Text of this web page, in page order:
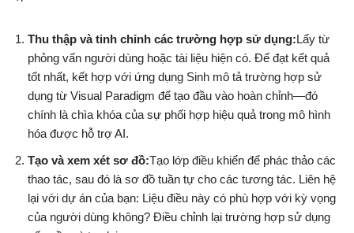
Thu thập và tinh chỉnh các trường hợp sử dụng:Lấy từ
phỏng vấn người dùng hoặc tài liệu hiện có. Để đạt kết quả
tốt nhất, kết hợp với ứng dụng Sinh mô tả trường hợp sử
dụng từ Visual Paradigm để tạo đầu vào hoàn chỉnh—đó
chính là chìa khóa của sự phối hợp hiệu quả trong mô hình
hóa được hỗ trợ AI.
Tạo và xem xét sơ đồ:Tạo lớp điều khiển để phác thảo các
thao tác, sau đó là sơ đồ tuần tự cho các tương tác. Liên hệ
lại với dự án của bạn: Liệu điều này có phù hợp với kỳ vọng
của người dùng không? Điều chỉnh lại trường hợp sử dụng